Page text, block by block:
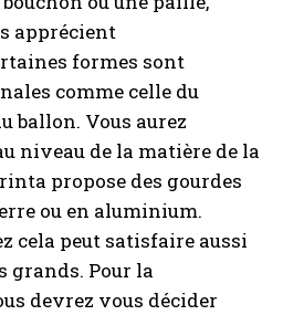
apprécient
formes sont
comme celle du
ballon. Vous aurez
niveau de la matière de la
propose des gourdes
ou en aluminium.
cela peut satisfaire aussi
grands. Pour la
devrez vous décider